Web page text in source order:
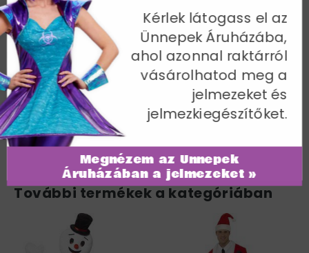
Piros Mikulás Testhez Álló Jelmez
Férfiaknak Mikulás Zsákkal - XL
Mellbőség 117-122 cm | Derékbőség 12-17 cm | Belső
lábhossz 84 cm
Cikkszám: 22036XL
További termékek a kategóriában
Megnézem az Ünnepek
Áruházában a jelmezeket »
Kérlek látogass el az
Ünnepek Áruházába,
ahol azonnal raktárról
vásárolhatod meg a
jelmezeket és
jelmezkiegészítőket.